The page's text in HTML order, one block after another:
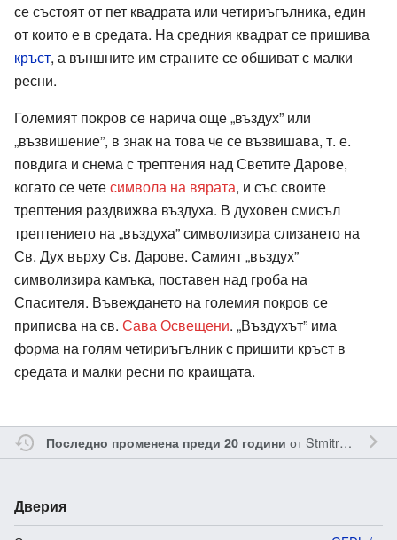
се състоят от пет квадрата или четириъгълника, един
от които е в средата. На средния квадрат се пришива
кръст, а външните им страните се обшиват с малки
ресни.
Големият покров се нарича още „въздух” или
„възвишение”, в знак на това че се възвишава, т. е.
повдига и снема с трептения над Светите Дарове,
когато се четесимвола на вярата, и със своите
трептения раздвижва въздуха. В духовен смисъл
трептението на „въздуха” символизира слизането на
Св. Дух върху Св. Дарове. Самият „въздух”
символизира камъка, поставен над гроба на
Спасителя. Въвеждането на големия покров се
приписва на св. Сава Освещени. „Въздухът” има
форма на голям четириъгълник с пришити кръст в
средата и малки ресни по краищата.
Последно променена преди 20 години отStmitrophan
Дверия